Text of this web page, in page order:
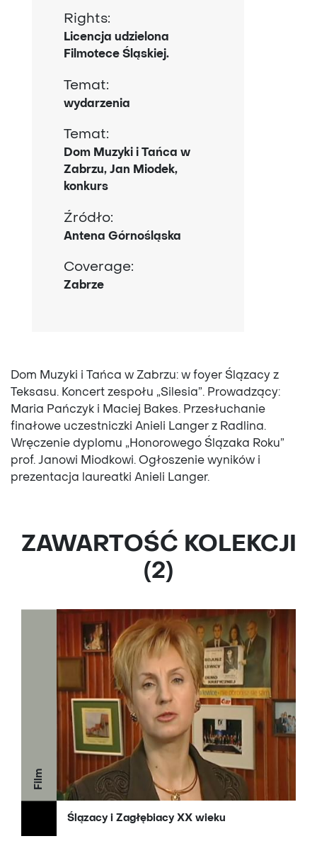
Dom Muzyki i Tańca w Zabrzu: w foyer Ślązacy z
Teksasu. Koncert zespołu „Silesia”. Prowadzący:
Maria Pańczyk i Maciej Bakes. Przesłuchanie
finałowe uczestniczki Anieli Langer z Radlina.
Wręczenie dyplomu „Honorowego Ślązaka Roku”
prof. Janowi Miodkowi. Ogłoszenie wyników i
prezentacja laureatki Anieli Langer.
ZAWARTOŚĆ KOLEKCJI
(2)
Film
Ślązacy i Zagłębiacy XX wieku
Rights:
Licencja udzielona
Filmotece Śląskiej.
Temat:
wydarzenia
Temat:
Dom Muzyki i Tańca w
Zabrzu, Jan Miodek,
konkurs
Źródło:
Antena Górnośląska
Coverage:
Zabrze